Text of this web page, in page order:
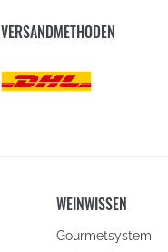
VERSANDMETHODEN
WEINWISSEN
Gourmetsystem